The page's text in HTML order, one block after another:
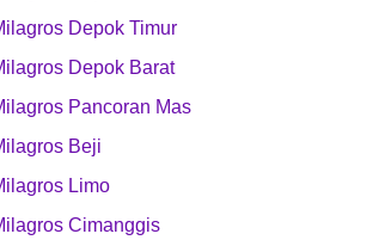
Depok Timur
Depok Barat
Pancoran Mas
Beji
Limo
Cimanggis